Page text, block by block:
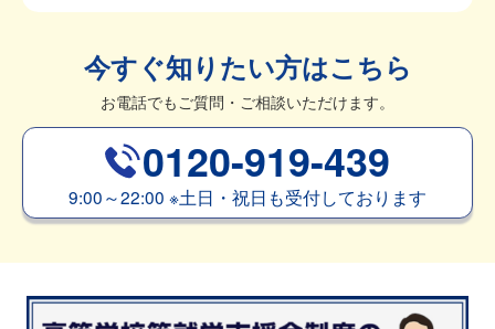
今すぐ知りたい方はこちら
お電話でもご質問・ご相談いただけます。
0120-919-439
9:00～22:00 ※土日・祝日も受付しております